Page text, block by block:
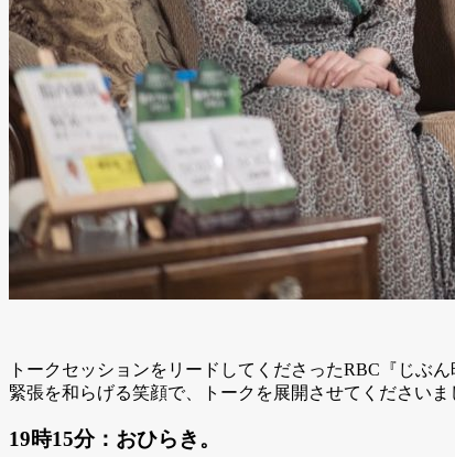
トークセッションをリードしてくださったRBC『じぶ
緊張を和らげる笑顔で、トークを展開させてくださいま
19時15分：おひらき。